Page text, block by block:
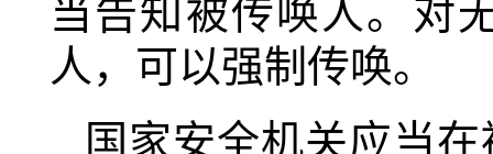
当告知被传唤人。对
人，可以强制传唤。
国家安全机关应当